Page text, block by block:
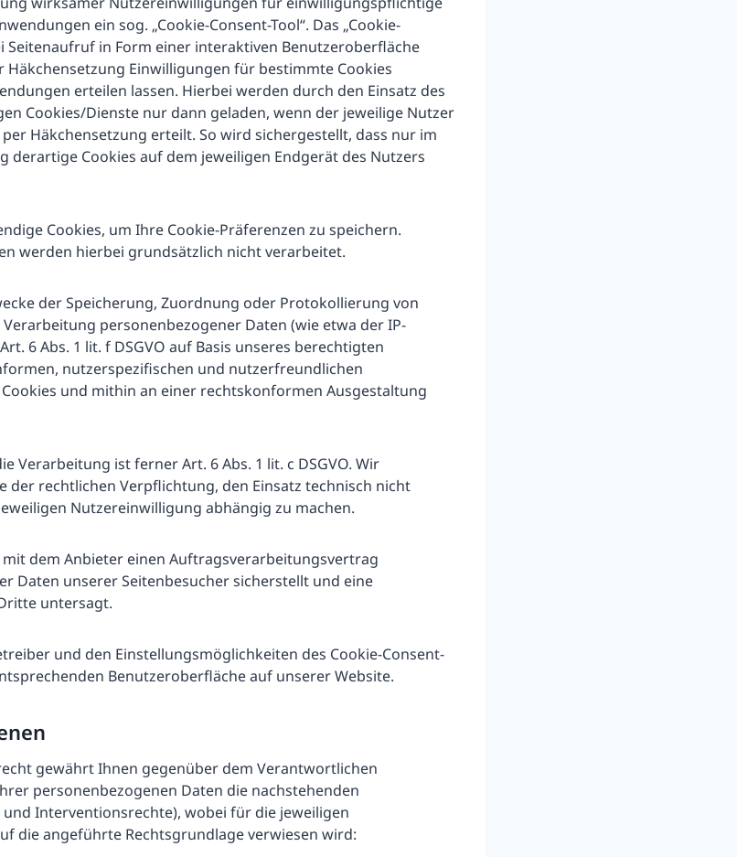
ein sog. „Cookie-Consent-Tool“. Das „Cookie-
Seitenaufruf in Form einer interaktiven Benutzeroberfläche
Häkchensetzung Einwilligungen für bestimmte Cookies
erteilen lassen. Hierbei werden durch den Einsatz des
Cookies/Dienste nur dann geladen, wenn der jeweilige Nutzer
Häkchensetzung erteilt. So wird sichergestellt, dass nur im
derartige Cookies auf dem jeweiligen Endgerät des Nutzers
Cookies, um Ihre Cookie-Präferenzen zu speichern.
werden hierbei grundsätzlich nicht verarbeitet.
der Speicherung, Zuordnung oder Protokollierung von
personenbezogener Daten (wie etwa der IP-
6 Abs. 1 lit. f DSGVO auf Basis unseres berechtigten
nutzerspezifischen und nutzerfreundlichen
und mithin an einer rechtskonformen Ausgestaltung
Verarbeitung ist ferner Art. 6 Abs. 1 lit. c DSGVO. Wir
der rechtlichen Verpflichtung, den Einsatz technisch nicht
Nutzereinwilligung abhängig zu machen.
dem Anbieter einen Auftragsverarbeitungsvertrag
Daten unserer Seitenbesucher sicherstellt und eine
untersagt.
und den Einstellungsmöglichkeiten des Cookie-Consent-
Benutzeroberfläche auf unserer Website.
gewährt Ihnen gegenüber dem Verantwortlichen
personenbezogenen Daten die nachstehenden
Interventionsrechte), wobei für die jeweiligen
die angeführte Rechtsgrundlage verwiesen wird: